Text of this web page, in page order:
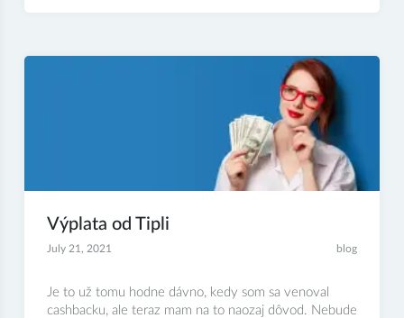
Výplata od Tipli
July 21, 2021 blog
Je to už tomu hodne dávno, kedy som sa venoval
cashbacku, ale teraz mam na to naozaj dôvod. Nebude